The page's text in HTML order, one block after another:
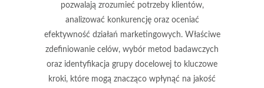
pozwalają zrozumieć potrzeby klientów,
analizować konkurencję oraz oceniać
efektywność działań marketingowych. Właściwe
zdefiniowanie celów, wybór metod badawczych
oraz identyfikacja grupy docelowej to kluczowe
kroki, które mogą znacząco wpłynąć na jakość